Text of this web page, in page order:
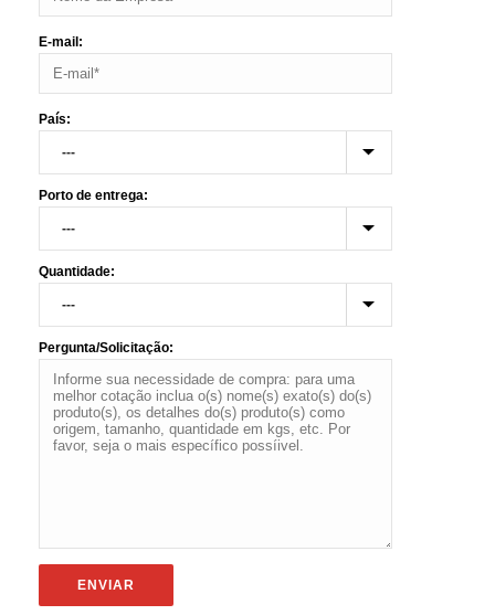
E-mail:
País:
Porto de entrega:
Quantidade:
Pergunta/Solicitação: